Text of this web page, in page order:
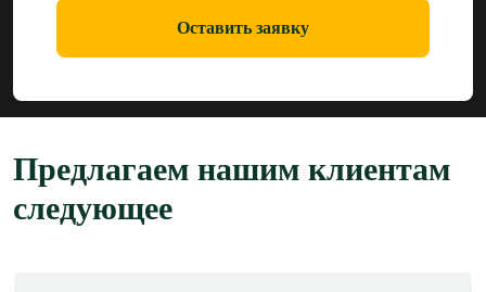
Оставить заявку
Предлагаем нашим клиентам
следующее